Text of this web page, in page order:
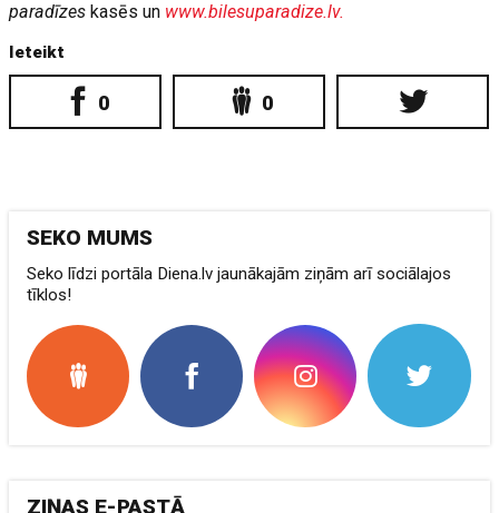
paradīzes kasēs un www.bilesuparadize.lv.
Ieteikt
0 0
SEKO MUMS
Seko līdzi portāla Diena.lv jaunākajām ziņām arī sociālajos
tīklos!
ZIŅAS E-PASTĀ